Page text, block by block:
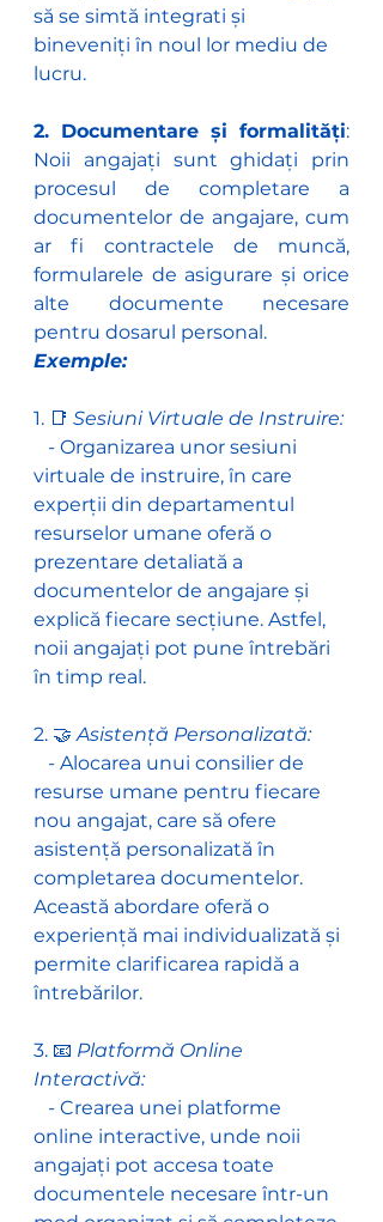
să se simtă integrati și
bineveniți în noul lor mediu de
lucru.
2. Documentare și formalități:
Noii angajați sunt ghidați prin
procesul de completare a
documentelor de angajare, cum
ar fi contractele de muncă,
formularele de asigurare și orice
alte documente necesare
pentru dosarul personal.
Exemple:
1. 📑 Sesiuni Virtuale de Instruire:
virtuale de instruire, în care
experții din departamentul
resurselor umane oferă o
prezentare detaliată a
documentelor de angajare și
explică fiecare secțiune. Astfel,
noii angajați pot pune întrebări
în timp real.
2. 🤝 Asistență Personalizată:
resurse umane pentru fiecare
nou angajat, care să ofere
asistență personalizată în
completarea documentelor.
Această abordare oferă o
experiență mai individualizată și
permite clarificarea rapidă a
întrebărilor.
3. 📧 Platformă Online
Interactivă:
online interactive, unde noii
angajați pot accesa toate
documentele necesare într-un